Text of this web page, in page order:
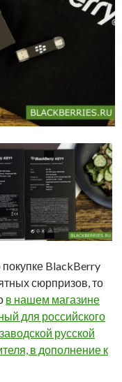
BlackBerry
сюрпризов, то
в нашем магазине
для российского
русской
в дополнение к